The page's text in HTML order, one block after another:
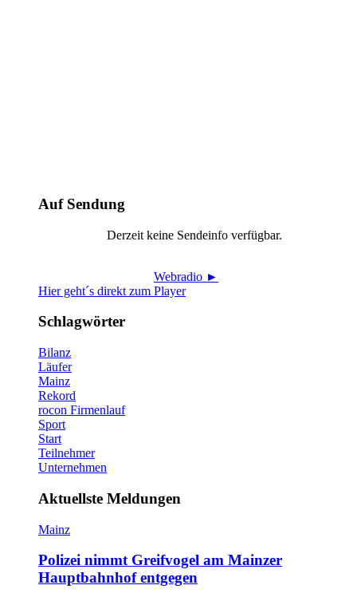
Auf Sendung
Derzeit keine Sendeinfo verfügbar.
Webradio ►
Hier geht´s direkt zum Player
Schlagwörter
Bilanz
Läufer
Mainz
Rekord
rocon Firmenlauf
Sport
Start
Teilnehmer
Unternehmen
Aktuellste Meldungen
Mainz
Polizei nimmt Greifvogel am Mainzer
Hauptbahnhof entgegen